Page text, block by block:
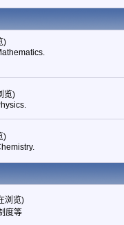
)
览)
)
浏览)
度等